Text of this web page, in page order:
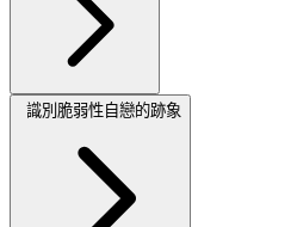
識別脆弱性自戀的跡象